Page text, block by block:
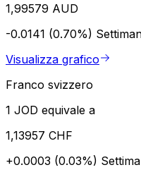
1,99579 AUD
-0.0141 (0.70%)
Visualizza grafico
Franco svizzero
1 JOD equivale a
1,13957 CHF
+0.0003 (0.03%)